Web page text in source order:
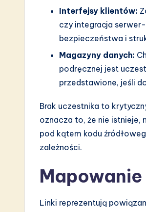
Interfejsy klientów:
czy integracja
bezpieczeństwa i
Magazyny danych:
podręcznej jest
przedstawione, jeśli
Brak uczestnika to
oznacza to, że nie istnieje,
pod kątem kodu
zależności.
Linki reprezentują